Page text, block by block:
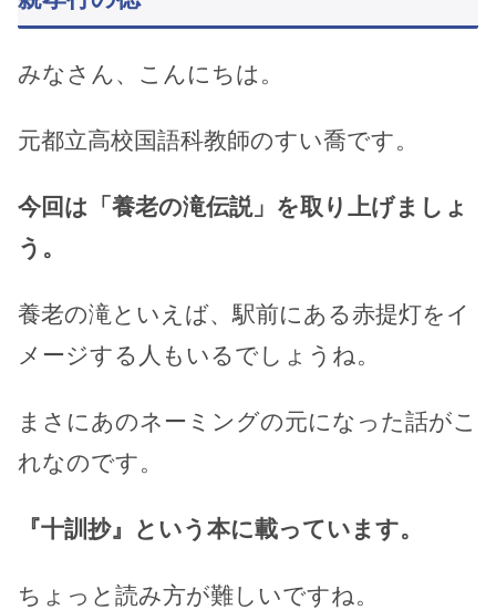
みなさん、こんにちは。
元都立高校国語科教師のすい喬です。
今回は「養老の滝伝説」を取り上げましょ
う。
養老の滝といえば、駅前にある赤提灯をイ
メージする人もいるでしょうね。
まさにあのネーミングの元になった話がこ
れなのです。
『十訓抄』という本に載っています。
ちょっと読み方が難しいですね。